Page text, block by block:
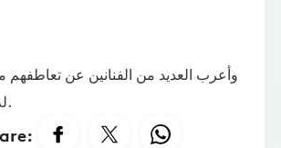
وأعرب العديد من الفنانين عن تعاطفهم
له الشفاء العاجل.